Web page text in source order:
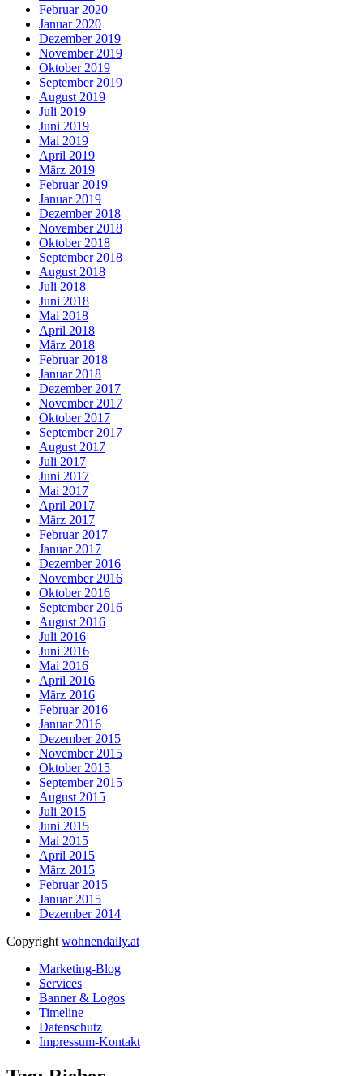
Februar 2020
Januar 2020
Dezember 2019
November 2019
Oktober 2019
September 2019
August 2019
Juli 2019
Juni 2019
Mai 2019
April 2019
März 2019
Februar 2019
Januar 2019
Dezember 2018
November 2018
Oktober 2018
September 2018
August 2018
Juli 2018
Juni 2018
Mai 2018
April 2018
März 2018
Februar 2018
Januar 2018
Dezember 2017
November 2017
Oktober 2017
September 2017
August 2017
Juli 2017
Juni 2017
Mai 2017
April 2017
März 2017
Februar 2017
Januar 2017
Dezember 2016
November 2016
Oktober 2016
September 2016
August 2016
Juli 2016
Juni 2016
Mai 2016
April 2016
März 2016
Februar 2016
Januar 2016
Dezember 2015
November 2015
Oktober 2015
September 2015
August 2015
Juli 2015
Juni 2015
Mai 2015
April 2015
März 2015
Februar 2015
Januar 2015
Dezember 2014
Copyright wohnendaily.at
Marketing-Blog
Services
Banner & Logos
Timeline
Datenschutz
Impressum-Kontakt